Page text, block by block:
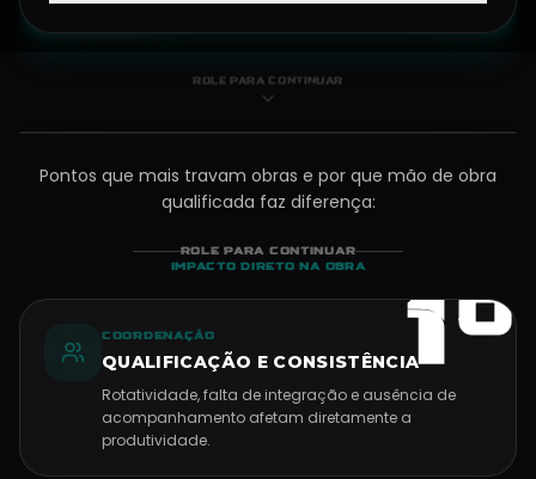
DIAGNÓSTICO DA OBRA
OBRA QUALIFICADA!
Pontos que mais travam obras e por que mão de obra
qualificada faz diferença:
ROLE PARA CONTINUAR
IMPACTO DIRETO NA OBRA
1º
COORDENAÇÃO
QUALIFICAÇÃO E CONSISTÊNCIA
Rotatividade, falta de integração e ausência de
acompanhamento afetam diretamente a
produtividade.